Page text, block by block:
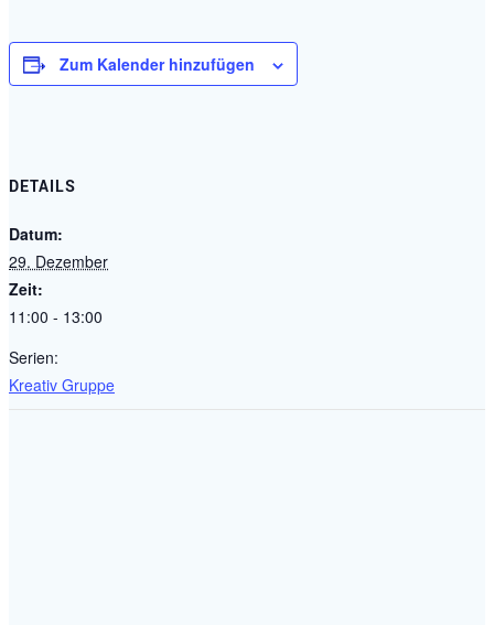
Zum Kalender hinzufügen
DETAILS
Datum:
29. Dezember
Zeit:
11:00 - 13:00
Serien:
Kreativ Gruppe